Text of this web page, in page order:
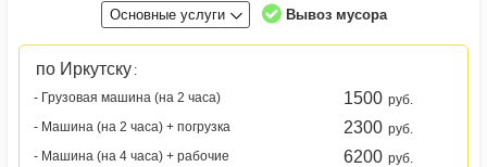
Основные услуги Вывоз мусора
по Иркутску :
- Грузовая машина (на 2 часа)
1500 руб.
- Машина (на 2 часа) + погрузка
2300 руб.
- Машина (на 4 часа) + рабочие
6200 руб.